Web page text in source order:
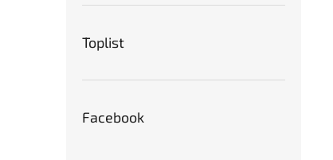
Toplist
Facebook